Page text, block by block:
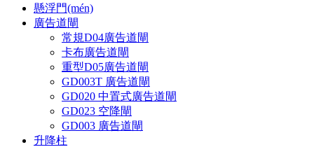
懸浮門(mén)
廣告道閘
常規D04廣告道閘
卡布廣告道閘
重型D05廣告道閘
GD003T 廣告道閘
GD020 中置式廣告道閘
GD023 空降閘
GD003 廣告道閘
升降柱